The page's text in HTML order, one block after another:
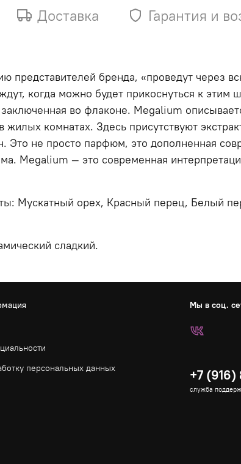
Доставка Гарантия и
бренда, «проведут через
когда можно будет прикоснуться к этим
во флаконе. Megalium
комнатах. Здесь присутствуют
Это не просто парфюм, это дополненная
Megalium — это современная
Мускатный орех, Красный перец, Белый
сладкий.
персональных данных
Мы в соц.
+7 (916)
служба